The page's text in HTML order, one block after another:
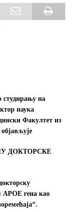
на
наука
Факултет из
APOE гена као
“.